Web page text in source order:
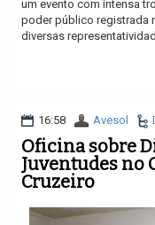
um evento com intensa
poder público registrada
diversas
16:58 Avesol
Oficina sobre
Juventudes no
Cruzeiro